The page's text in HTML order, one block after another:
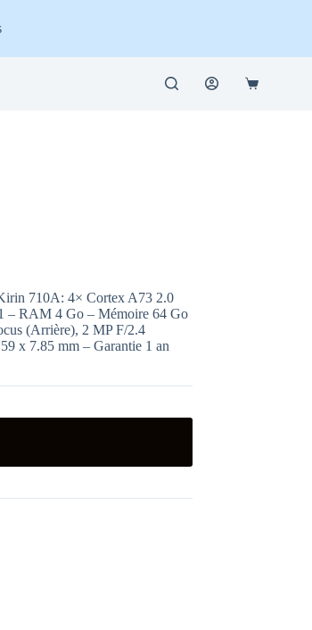
Panier
710A: 4× Cortex A73 2.0
– RAM 4 Go – Mémoire 64 Go
(Arrière), 2 MP F/2.4
x 7.85 mm – Garantie 1 an